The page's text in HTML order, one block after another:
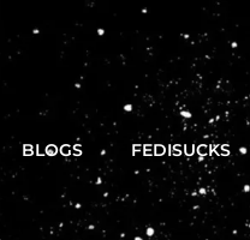
BLOGS FEDISUCKS